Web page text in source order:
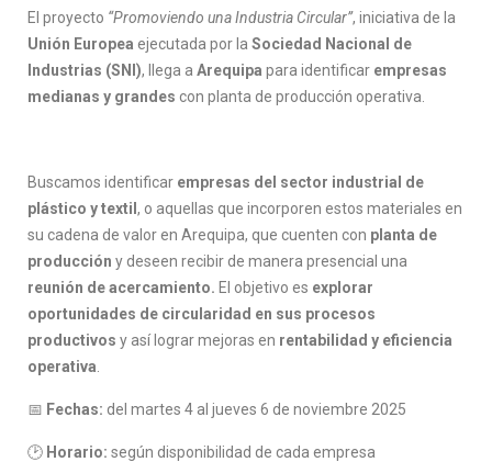
El proyecto “Promoviendo una Industria Circular”, iniciativa de la
Unión Europea ejecutada por la Sociedad Nacional de
Industrias (SNI), llega a Arequipa para identificar empresas
medianas y grandes con planta de producción operativa.
Buscamos identificar empresas del sector industrial de
plástico y textil , o aquellas que incorporen estos materiales en
su cadena de valor en Arequipa, que cuenten con planta de
producción y deseen recibir de manera presencial una
reunión de acercamiento. El objetivo es explorar
oportunidades de circularidad en sus procesos
productivos y así lograr mejoras en rentabilidad y eficiencia
operativa
📅 Fechas: del martes 4 al jueves 6 de noviembre 2025
🕑 Horario: según disponibilidad de cada empresa